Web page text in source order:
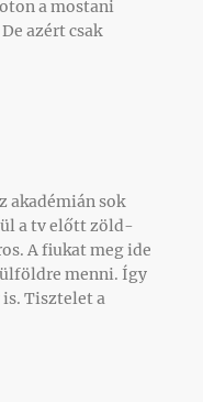
a mostani
azért csak
akadémián sok
a tv előtt zöld-
A fiukat meg ide
menni. Így
Tisztelet a